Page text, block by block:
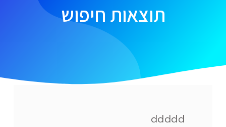
תוצאות חיפוש
ddddd